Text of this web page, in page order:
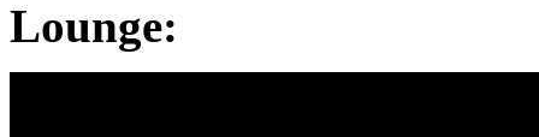
Lounge: